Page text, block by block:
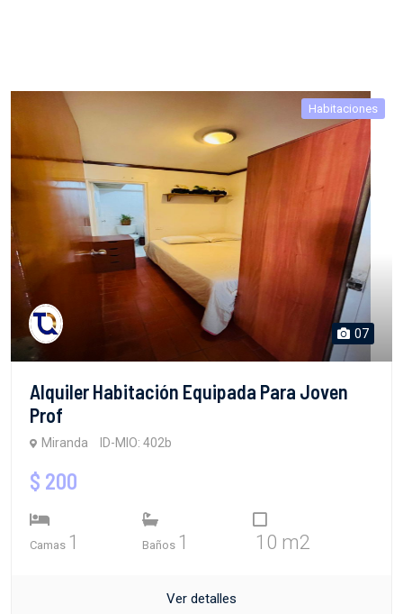
Habitaciones
07
Alquiler Habitación Equipada Para Joven
Prof
Miranda ID-MIO: 402b
$ 200
Camas 1 Baños 1 10 m2
Ver detalles